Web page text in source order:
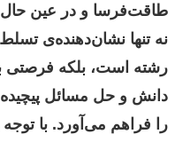
طاقت‌فرسا و در عین
نه تنها نشان‌دهنده‌ی
رشته است، بلکه فرصتی
دانش و حل مسائل
را فراهم می‌آورد. با